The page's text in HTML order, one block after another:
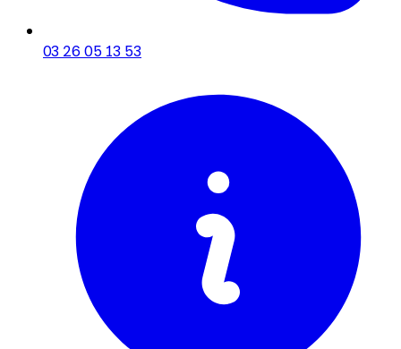
03 26 05 13 53